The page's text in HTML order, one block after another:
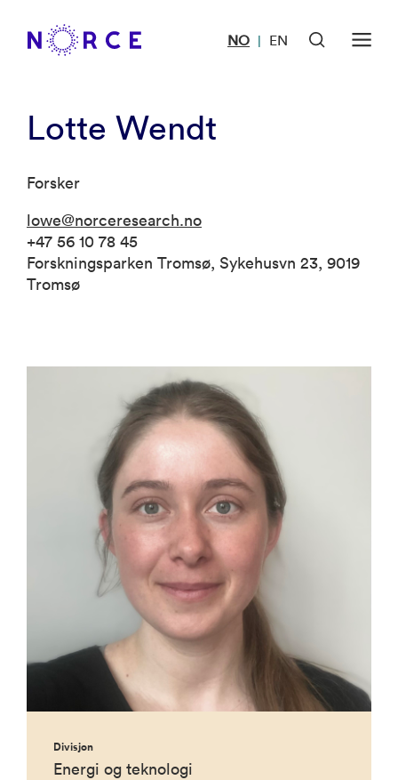
NO | EN
Lotte Wendt
Forsker
lowe@norceresearch.no
+47 56 10 78 45
Forskningsparken Tromsø, Sykehusvn 23, 9019
Tromsø
Divisjon
Energi og teknologi